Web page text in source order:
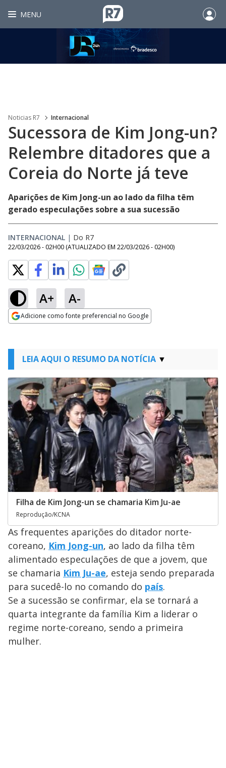
MENU
Noticias R7 Internacional
Sucessora de Kim Jong-un?
Relembre ditadores que a
Coreia do Norte já teve
Aparições de Kim Jong-un ao lado da filha têm
gerado especulações sobre a sua sucessão
INTERNACIONAL | Do R7
22/03/2026 - 02H00 (ATUALIZADO EM 22/03/2026 - 02H00)
A+ A-
Adicione como fonte preferencial no Google
LEIA AQUI O RESUMO DA NOTÍCIA
Filha de Kim Jong-un se chamaria Kim Ju-ae
Reprodução/KCNA
As frequentes aparições do ditador norte-
coreano, Kim Jong-un, ao lado da filha têm
alimentado especulações de que a jovem, que
se chamaria Kim Ju-ae, esteja sendo preparada
para sucedê-lo no comando do país.
Se a sucessão se confirmar, ela se tornará a
quarta integrante da família Kim a liderar o
regime norte-coreano, sendo a primeira
mulher.